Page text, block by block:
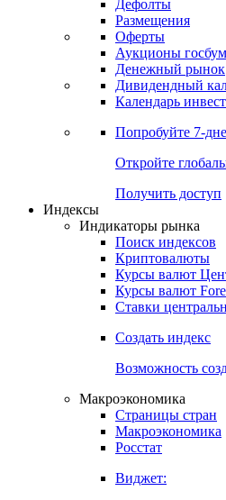
Дефолты
Размещения
Оферты
Аукционы
Денежный рынок
Дивидендный
Календарь
Попробуйте 7-
Откройте
Получить доступ
Индексы
Индикаторы рынка
Поиск индексов
Криптовалюты
Курсы валют
Курсы валют
Ставки
Создать индекс
Возможность
Макроэкономика
Страницы стран
Макроэкономика
Росстат
Виджет: